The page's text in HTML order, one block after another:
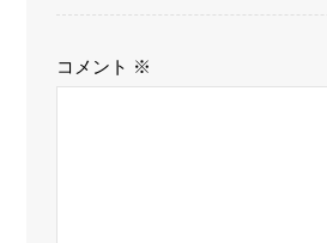
コメント ※